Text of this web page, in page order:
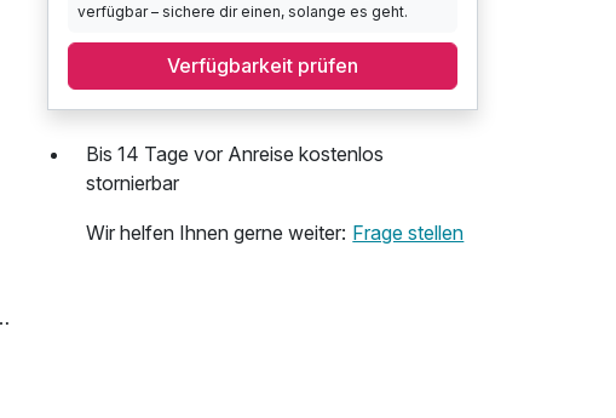
verfügbar – sichere dir einen, solange es geht.
Verfügbarkeit prüfen
Bis 14 Tage vor Anreise kostenlos
stornierbar
Wir helfen Ihnen gerne weiter: Frage stellen